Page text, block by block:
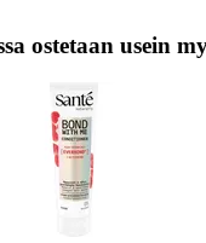
ostetaan usein